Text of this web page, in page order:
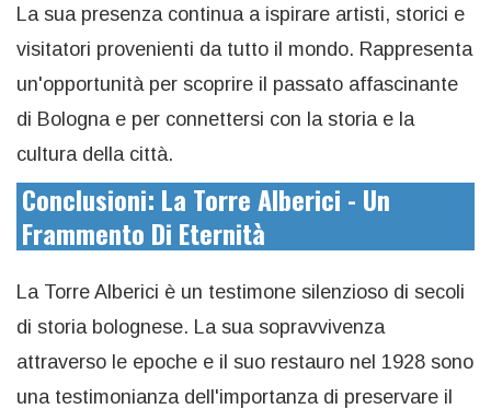
La sua presenza continua a ispirare artisti, storici e
visitatori provenienti da tutto il mondo. Rappresenta
un'opportunità per scoprire il passato affascinante
di Bologna e per connettersi con la storia e la
cultura della città.
Conclusioni: La Torre Alberici - Un
Frammento Di Eternità
La Torre Alberici è un testimone silenzioso di secoli
di storia bolognese. La sua sopravvivenza
attraverso le epoche e il suo restauro nel 1928 sono
una testimonianza dell'importanza di preservare il